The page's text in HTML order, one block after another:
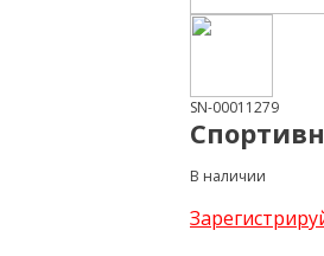
SN-00011279
В наличии